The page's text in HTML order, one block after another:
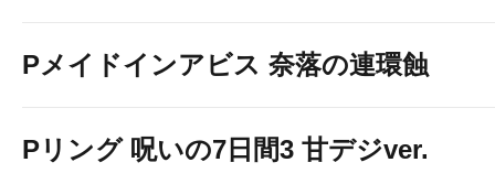
Pメイドインアビス 奈落の連環蝕
Pリング 呪いの7日間3 甘デジver.